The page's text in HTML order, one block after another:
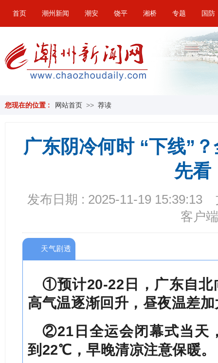
首页 潮州新闻 潮安 饶平 湘桥 专题 国防
您现在的位置 : 网站首页 >> 荐读
广东阴冷何时 “下线”
先看
发布日期 : 2025-11-19 15:39:13
客户端
天气剧透
①预计20-22日，广东自北
高气温逐渐回升，昼夜温差
②21日全运会闭幕式当天
到22℃，早晚清凉注意保暖。